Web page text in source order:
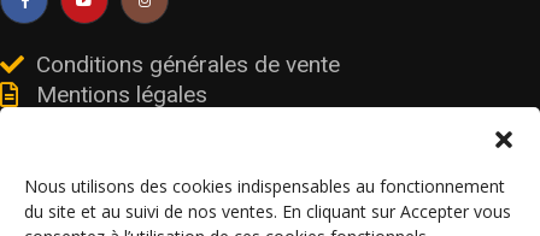
Nous utilisons des cookies indispensables au fonctionnement
du site et au suivi de nos ventes. En cliquant sur Accepter vous
Conditions générales de vente
Mentions légales